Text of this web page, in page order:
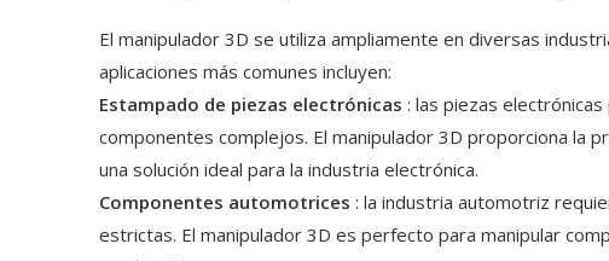
El manipulador 3D se utiliza ampliamente en diversas
aplicaciones más comunes incluyen:
Estampado de piezas electrónicas : las piezas
componentes complejos. El manipulador 3D proporciona la
una solución ideal para la industria electrónica.
Componentes automotrices : la industria automotriz
estrictas. El manipulador 3D es perfecto para manipular